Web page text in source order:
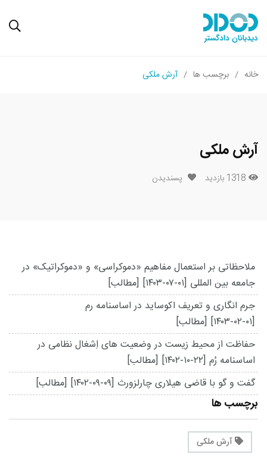
خانه برچسب ها آرش ملکی
آرش ملکی
1318 بازدید پسندیدن
ملاحظاتی بر استعمال مفاهیم «دموکراسی» و «دموکراتیک» در
جامعه بین المللی [۱۴۰۳-۰۷-۰۱] [مطالب]
جرم انگاری و تعریف اکوساید در اساسنامه رم
[۱۴۰۳-۰۲-۰۱] [مطالب]
حفاظت از محیط زیست در وضعیت های اِشغال نظامی در
اساسنامه رُم [۱۴۰۲-۱۰-۲۲] [مطالب]
گفت و گو با قاضی هیلاری چارلزورث [۱۴۰۲-۰۹-۰۹] [مطالب]
برچسب ها
آرش ملکی